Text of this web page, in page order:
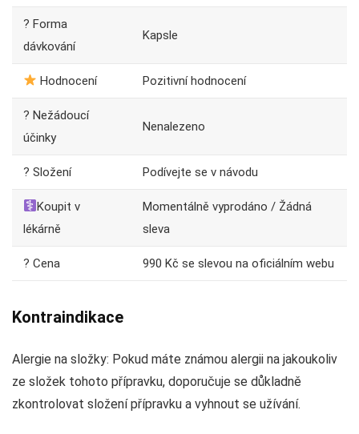
? Forma
dávkování
Kapsle
Hodnocení Pozitivní hodnocení
? Nežádoucí
účinky
Nenalezeno
? Složení Podívejte se v návodu
Koupit v
lékárně
Momentálně vyprodáno / Žádná
sleva
? Cena 990 Kč se slevou na oficiálním webu
Kontraindikace
Alergie na složky: Pokud máte známou alergii na jakoukoliv
ze složek tohoto přípravku, doporučuje se důkladně
zkontrolovat složení přípravku a vyhnout se užívání.